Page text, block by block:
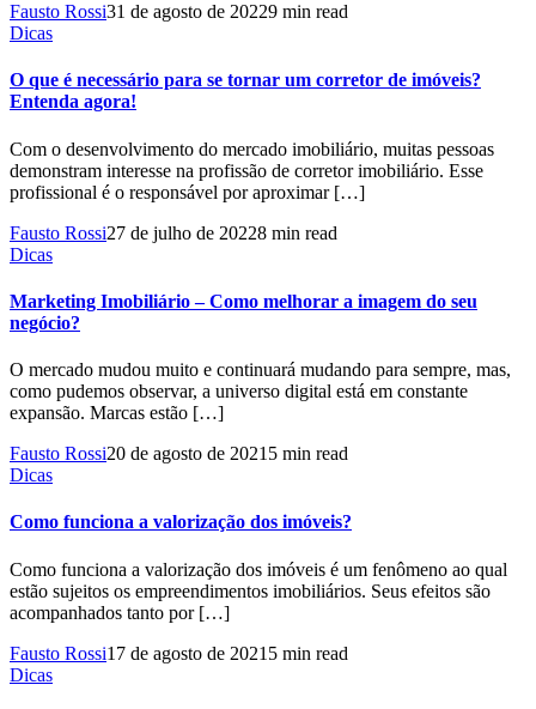
Fausto Rossi31 de agosto de 20229 min read
Dicas
O que é necessário para se tornar um corretor de imóveis?
Entenda agora!
Com o desenvolvimento do mercado imobiliário, muitas pessoas
demonstram interesse na profissão de corretor imobiliário. Esse
profissional é o responsável por aproximar […]
Fausto Rossi27 de julho de 20228 min read
Dicas
Marketing Imobiliário – Como melhorar a imagem do seu
negócio?
O mercado mudou muito e continuará mudando para sempre, mas,
como pudemos observar, a universo digital está em constante
expansão. Marcas estão […]
Fausto Rossi20 de agosto de 2021 5 min read
Dicas
Como funciona a valorização dos imóveis?
Como funciona a valorização dos imóveis é um fenômeno ao qual
estão sujeitos os empreendimentos imobiliários. Seus efeitos são
acompanhados tanto por […]
Fausto Rossi17 de agosto de 2021 5 min read
Dicas